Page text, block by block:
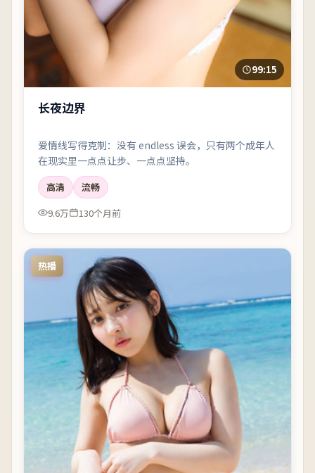
99:15
长夜边界
爱情线写得克制：没有 endless 误会，只有两个成年人
在现实里一点点让步、一点点坚持。
高清
流畅
9.6万
130个月前
热播